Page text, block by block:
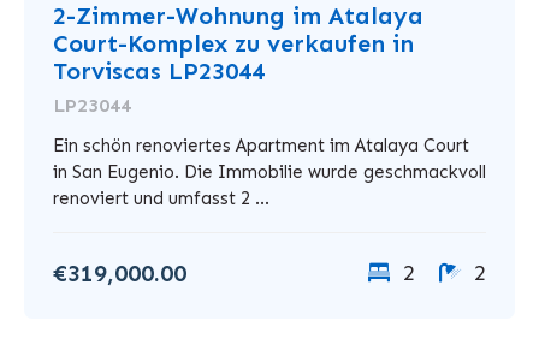
2-Zimmer-Wohnung im Atalaya
Court-Komplex zu verkaufen in
Torviscas LP23044
LP23044
Ein schön renoviertes Apartment im Atalaya Court
in San Eugenio. Die Immobilie wurde geschmackvoll
renoviert und umfasst 2 ...
€319,000.00 2 2